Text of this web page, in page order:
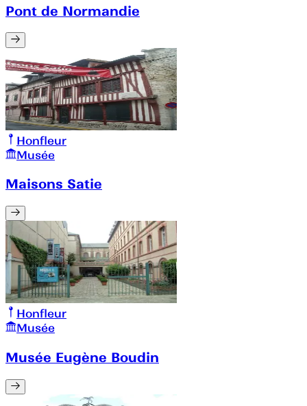
Pont de Normandie
Honfleur
Musée
Maisons Satie
Honfleur
Musée
Musée Eugène Boudin